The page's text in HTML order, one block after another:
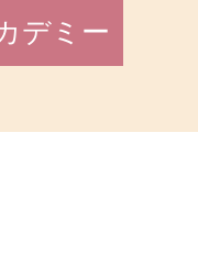
デミー